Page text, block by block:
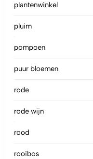
plantenwinkel
pluim
pompoen
puur bloemen
rode
rode wijn
rood
rooibos